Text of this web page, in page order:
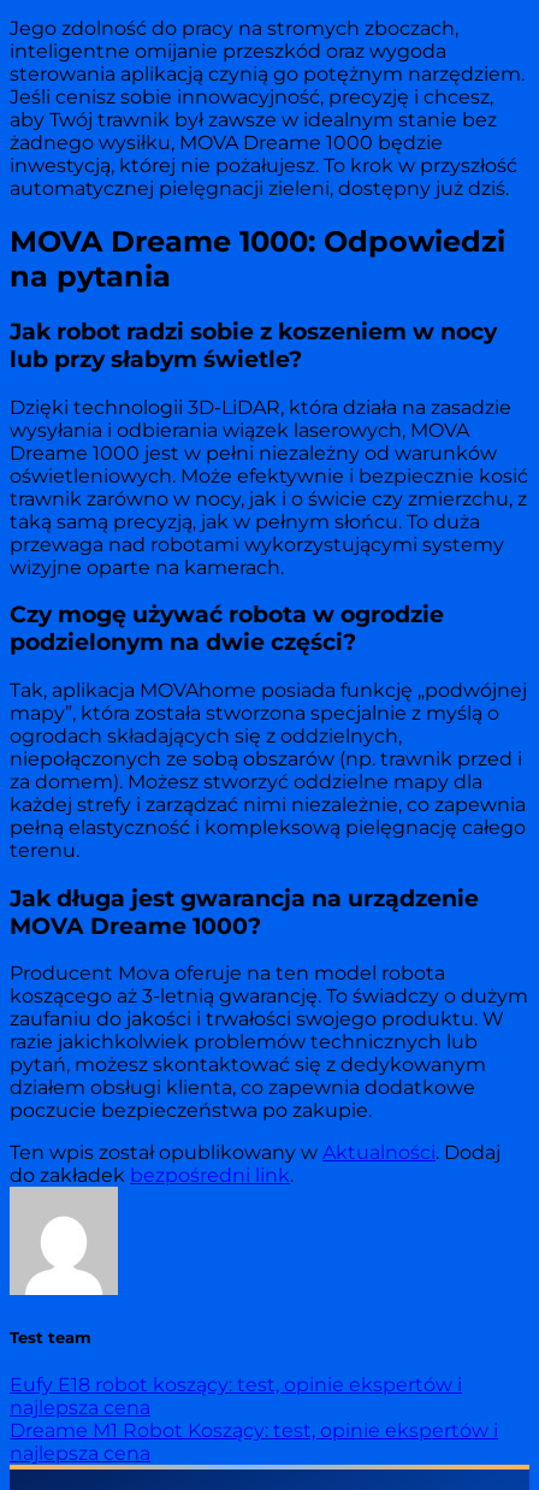
Jego zdolność do pracy na stromych zboczach,
inteligentne omijanie przeszkód oraz wygoda
sterowania aplikacją czynią go potężnym narzędziem.
Jeśli cenisz sobie innowacyjność, precyzję i chcesz,
aby Twój trawnik był zawsze w idealnym stanie bez
żadnego wysiłku, MOVA Dreame 1000 będzie
inwestycją, której nie pożałujesz. To krok w przyszłość
automatycznej pielęgnacji zieleni, dostępny już dziś.
MOVA Dreame 1000: Odpowiedzi
na pytania
Jak robot radzi sobie z koszeniem w nocy
lub przy słabym świetle?
Dzięki technologii 3D-LiDAR, która działa na zasadzie
wysyłania i odbierania wiązek laserowych, MOVA
Dreame 1000 jest w pełni niezależny od warunków
oświetleniowych. Może efektywnie i bezpiecznie kosić
trawnik zarówno w nocy, jak i o świcie czy zmierzchu, z
taką samą precyzją, jak w pełnym słońcu. To duża
przewaga nad robotami wykorzystującymi systemy
wizyjne oparte na kamerach.
Czy mogę używać robota w ogrodzie
podzielonym na dwie części?
Tak, aplikacja MOVAhome posiada funkcję „podwójnej
mapy”, która została stworzona specjalnie z myślą o
ogrodach składających się z oddzielnych,
niepołączonych ze sobą obszarów (np. trawnik przed i
za domem). Możesz stworzyć oddzielne mapy dla
każdej strefy i zarządzać nimi niezależnie, co zapewnia
pełną elastyczność i kompleksową pielęgnację całego
terenu.
Jak długa jest gwarancja na urządzenie
MOVA Dreame 1000?
Producent Mova oferuje na ten model robota
koszącego aż 3-letnią gwarancję. To świadczy o dużym
zaufaniu do jakości i trwałości swojego produktu. W
razie jakichkolwiek problemów technicznych lub
pytań, możesz skontaktować się z dedykowanym
działem obsługi klienta, co zapewnia dodatkowe
poczucie bezpieczeństwa po zakupie.
Ten wpis został opublikowany w Aktualności. Dodaj
do zakładek bezpośredni link.
Test team
Eufy E18 robot koszący: test, opinie ekspertów i
najlepsza cena
Dreame M1 Robot Koszący: test, opinie ekspertów i
najlepsza cena